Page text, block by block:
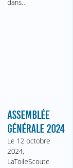
dans…
ASSEMBLÉE
GÉNÉRALE 2024
Le 12 octobre
2024,
LaToileScoute